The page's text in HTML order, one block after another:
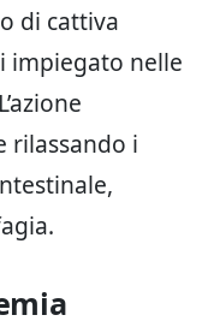
di cattiva
impiegato nelle
rilassando i